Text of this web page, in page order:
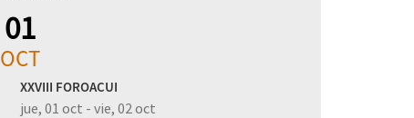
01
OCT
XXVIII FOROACUI
jue, 01 oct - vie, 02 oct